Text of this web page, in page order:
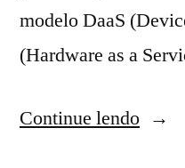
modelo DaaS
(Hardware as a
Continue lendo